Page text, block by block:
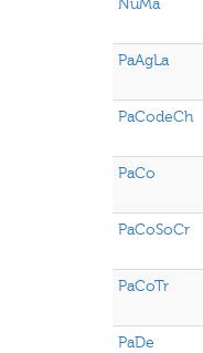
NuMa
PaAgLa
PaCodeCh
PaCo
PaCoSoCr
PaCoTr
PaDe